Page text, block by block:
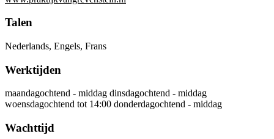
Talen
Nederlands, Engels, Frans
Werktijden
maandagochtend - middag dinsdagochtend - middag
woensdagochtend tot 14:00 donderdagochtend - middag
Wachttijd